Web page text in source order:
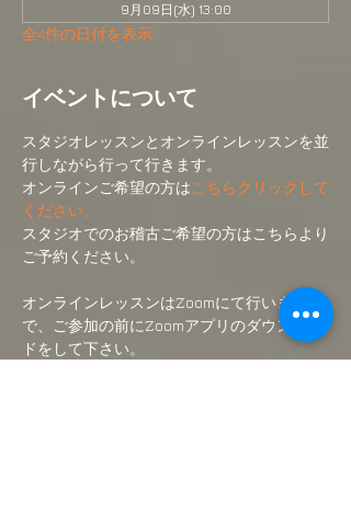
9月09日(水) 13:00
全4件の日付を表示
イベントについて
スタジオレッスンとオンラインレッスンを並
行しながら行って行きます。
オンラインご希望の方は こちらクリックして
ください。
スタジオでのお稽古ご希望の方はこちらより
ご予約ください。
オンラインレッスンはZoomにて行いますの
で、ご参加の前にZoomアプリのダウンロー
ドをして下さい。